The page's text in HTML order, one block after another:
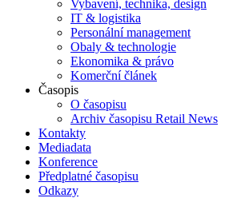
Vybavení, technika, design
IT & logistika
Personální management
Obaly & technologie
Ekonomika & právo
Komerční článek
Časopis
O časopisu
Archiv časopisu Retail News
Kontakty
Mediadata
Konference
Předplatné časopisu
Odkazy